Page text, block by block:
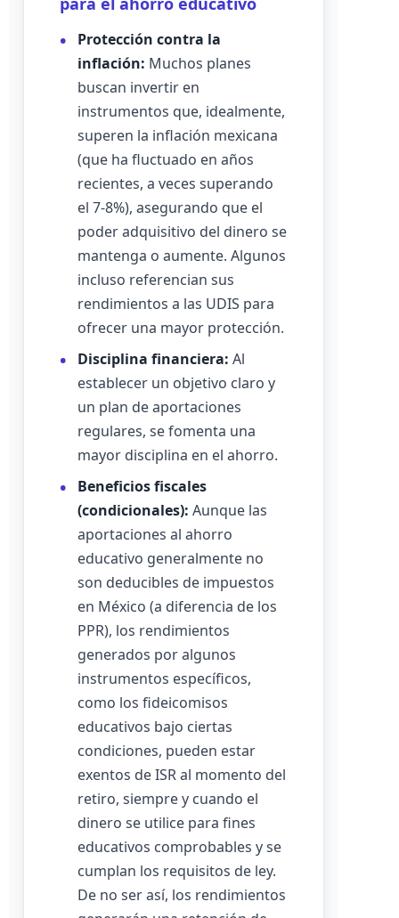
Protección contra la
inflación: Muchos planes
buscan invertir en
instrumentos que, idealmente,
superen la inflación mexicana
(que ha fluctuado en años
recientes, a veces superando
el 7-8%), asegurando que el
poder adquisitivo del dinero se
mantenga o aumente. Algunos
incluso referencian sus
rendimientos a las UDIS para
ofrecer una mayor protección.
Disciplina financiera: Al
establecer un objetivo claro y
un plan de aportaciones
regulares, se fomenta una
mayor disciplina en el ahorro.
Beneficios fiscales
(condicionales): Aunque las
aportaciones al ahorro
educativo generalmente no
son deducibles de impuestos
en México (a diferencia de los
PPR), los rendimientos
generados por algunos
instrumentos específicos,
como los fideicomisos
educativos bajo ciertas
condiciones, pueden estar
exentos de ISR al momento del
retiro, siempre y cuando el
dinero se utilice para fines
educativos comprobables y se
cumplan los requisitos de ley.
De no ser así, los rendimientos